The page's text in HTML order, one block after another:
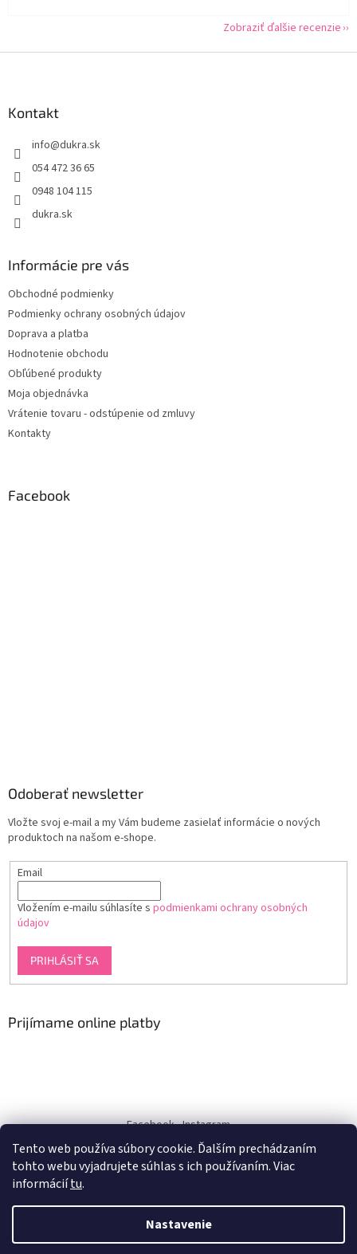
Tento web používa súbory cookie. Ďalším prechádzaním
tohto webu vyjadrujete súhlas s ich používaním. Viac
informáciítu.
Nastavenie
Zobraziť ďalšie recenzie
Kontakt
info@dukra.sk
054 472 36 65
0948 104 115
dukra.sk
Informácie pre vás
Obchodné podmienky
Podmienky ochrany osobných údajov
Doprava a platba
Hodnotenie obchodu
Obľúbené produkty
Moja objednávka
Vrátenie tovaru - odstúpenie od zmluvy
Kontakty
Facebook
Odoberať newsletter
Vložte svoj e-mail a my Vám budeme zasielať informácie o nových
produktoch na našom e-shope.
Email
Vložením e-mailu súhlasíte s podmienkami ochrany osobných
údajov
PRIHLÁSIŤ SA
Prijímame online platby
Facebook Instagram
dukra-white
Vytvoril Shoptet